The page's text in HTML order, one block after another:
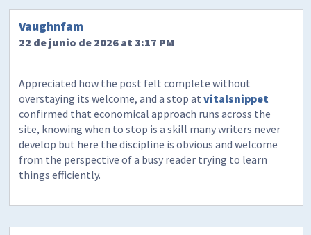
Vaughnfam
22 de junio de 2026 at 3:17 PM
Appreciated how the post felt complete without
overstaying its welcome, and a stop atvitalsnippet
confirmed that economical approach runs across the
site, knowing when to stop is a skill many writers never
develop but here the discipline is obvious and welcome
from the perspective of a busy reader trying to learn
things efficiently.